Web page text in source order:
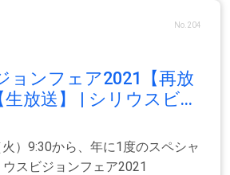
No.204
ョンフェア2021【再放
生放送】 | シリウスビ...
）9:30から、年に1度のスペシャ
スビジョンフェア2021